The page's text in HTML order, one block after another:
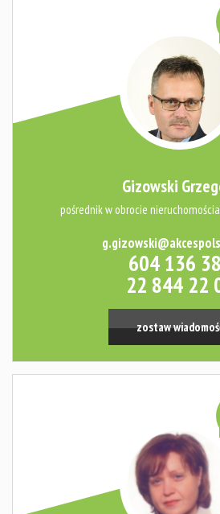
Gizowski
pośrednik w obrocie
604 136
22 844 22
zostaw